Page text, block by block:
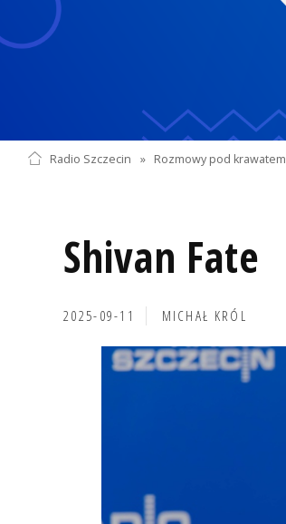
Radio Szczecin » Rozmowy pod krawatem
Shivan Fate
2025-09-11 MICHAŁ KRÓL